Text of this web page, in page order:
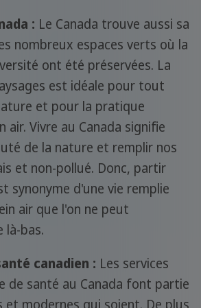
: Le Canada trouve aussi sa
nombreux espaces verts où la
ont été préservées. La
est idéale pour tout
et pour la pratique
air. Vivre au Canada signifie
de la nature et remplir nos
et non-pollué. Donc, partir
synonyme d'une vie remplie
air que l'on ne peut
là-bas.
canadien : Les services
de santé au Canada font partie